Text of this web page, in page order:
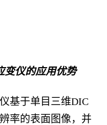
变仪的应用优势
基于单目三维DIC
率的表面图像，并